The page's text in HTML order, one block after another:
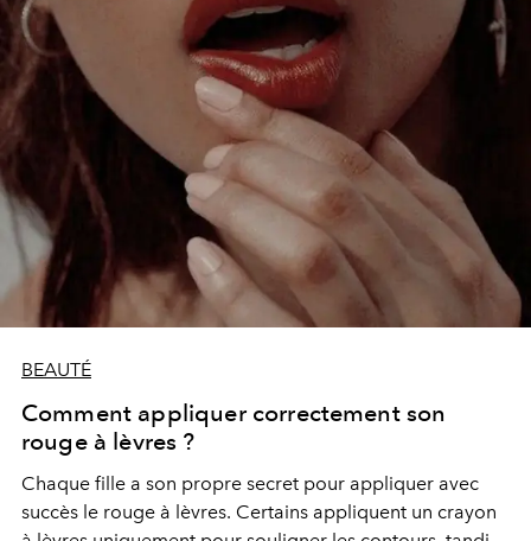
BEAUTÉ
Comment appliquer correctement son
rouge à lèvres ?
Chaque fille a son propre secret pour appliquer avec
succès le rouge à lèvres. Certains appliquent un crayon